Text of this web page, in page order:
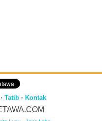
Tatib· Kontak